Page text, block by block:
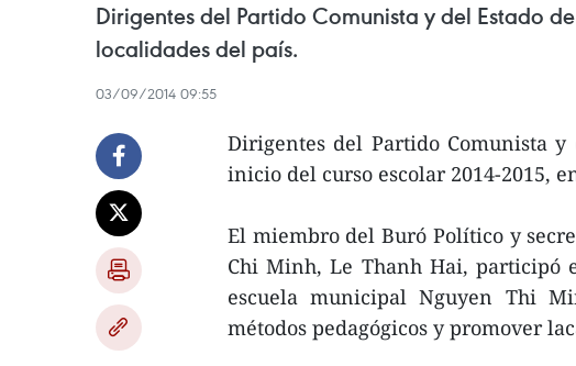
Dirigentes del Partido Comunista y del Estado
localidades del país.
03/09/2014 09:55
Dirigentes del Partido Comunista
inicio del curso escolar 2014-2015,
El miembro del Buró Político y
Chi Minh, Le Thanh Hai, participó
escuela municipal Nguyen Thi
métodos pedagógicos y promover